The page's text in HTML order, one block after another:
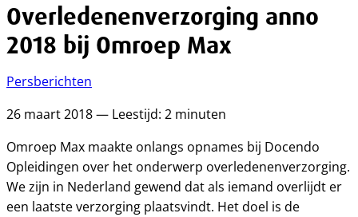
Overledenenverzorging anno
2018 bij Omroep Max
Persberichten
26 maart 2018 — Leestijd: 2 minuten
Omroep Max maakte onlangs opnames bij Docendo
Opleidingen over het onderwerp overledenenverzorging.
We zijn in Nederland gewend dat als iemand overlijdt er
een laatste verzorging plaatsvindt. Het doel is de